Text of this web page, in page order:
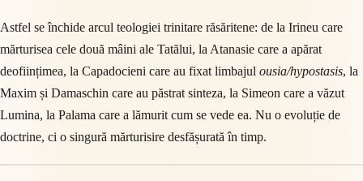
Astfel se închide arcul teologiei trinitare răsăritene: de la Irineu care
mărturisea cele două mâini ale Tatălui, la Atanasie care a apărat
deoființimea, la Capadocieni care au fixat limbajul ousia/hypostasis, la
Maxim și Damaschin care au păstrat sinteza, la Simeon care a văzut
Lumina, la Palama care a lămurit cum se vede ea. Nu o evoluție de
doctrine, ci o singură mărturisire desfășurată în timp.